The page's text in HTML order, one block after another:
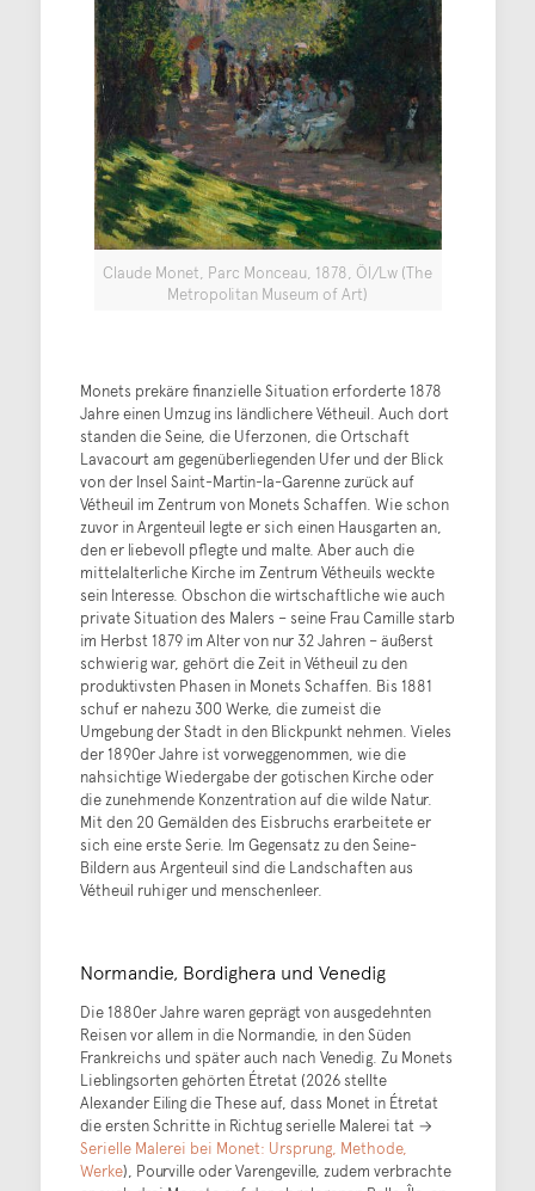
Claude Monet, Parc Monceau, 1878, Öl/Lw (The
Metropolitan Museum of Art)
Monets prekäre finanzielle Situation erforderte 1878
Jahre einen Umzug ins ländlichere Vétheuil. Auch dort
standen die Seine, die Uferzonen, die Ortschaft
Lavacourt am gegenüberliegenden Ufer und der Blick
von der Insel Saint-Martin-la-Garenne zurück auf
Vétheuil im Zentrum von Monets Schaffen. Wie schon
zuvor in Argenteuil legte er sich einen Hausgarten an,
den er liebevoll pflegte und malte. Aber auch die
mittelalterliche Kirche im Zentrum Vétheuils weckte
sein Interesse. Obschon die wirtschaftliche wie auch
private Situation des Malers – seine Frau Camille starb
im Herbst 1879 im Alter von nur 32 Jahren – äußerst
schwierig war, gehört die Zeit in Vétheuil zu den
produktivsten Phasen in Monets Schaffen. Bis 1881
schuf er nahezu 300 Werke, die zumeist die
Umgebung der Stadt in den Blickpunkt nehmen. Vieles
der 1890er Jahre ist vorweggenommen, wie die
nahsichtige Wiedergabe der gotischen Kirche oder
die zunehmende Konzentration auf die wilde Natur.
Mit den 20 Gemälden des Eisbruchs erarbeitete er
sich eine erste Serie. Im Gegensatz zu den Seine-
Bildern aus Argenteuil sind die Landschaften aus
Vétheuil ruhiger und menschenleer.
Normandie, Bordighera und Venedig
Die 1880er Jahre waren geprägt von ausgedehnten
Reisen vor allem in die Normandie, in den Süden
Frankreichs und später auch nach Venedig. Zu Monets
Lieblingsorten gehörten Étretat (2026 stellte
Alexander Eiling die These auf, dass Monet in Étretat
die ersten Schritte in Richtug serielle Malerei tat →
Serielle Malerei bei Monet: Ursprung, Methode,
Werke), Pourville oder Varengeville, zudem verbrachte